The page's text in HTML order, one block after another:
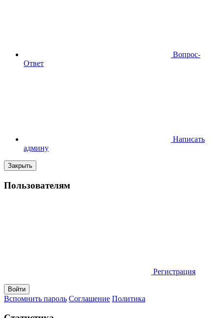
Вопрос-
Ответ
Написать
админу
Закрыть
Пользователям
Регистрация
Вспомнить пароль Соглашение Политика